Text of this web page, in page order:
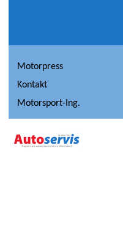
Motorpress
Kontakt
Motorsport-Ing.